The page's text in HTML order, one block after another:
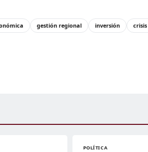
gestión regional inversión
POLÍTICA